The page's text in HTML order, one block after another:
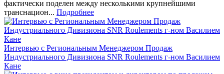
фактически поделен между несколькими крупнейшими
транснацион... Подробнее
Интервью с Региональным Менеджером Продаж
Индустриального Дивизиона SNR Roulements г-ном Василием
Кане